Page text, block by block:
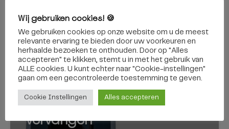
TILBURG
Kruising Ringbaan-Noord en
Quirijnstoklaan afgesloten,
stoplichten worden
vervangen
Wij gebruiken cookies! 🍪
We gebruiken cookies op onze website om u de meest
relevante ervaring te bieden door uw voorkeuren en
herhaalde bezoeken te onthouden. Door op "Alles
accepteren" te klikken, stemt u in met het gebruik van
ALLE cookies. U kunt echter naar "Cookie-instellingen"
gaan om een ​​gecontroleerde toestemming te geven.
Cookie Instellingen Alles accepteren